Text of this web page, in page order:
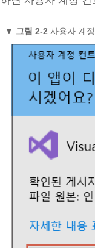
▼ 그림 2‑2 사용자 계